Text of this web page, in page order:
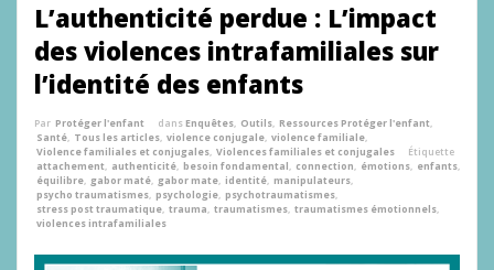
L’authenticité perdue : L’impact
des violences intrafamiliales sur
l’identité des enfants
Par Protéger l'enfant dansEnquêtes, Outils, Ressources Protéger l'enfant,
Santé, Tous les articles, violence conjugale, violence familiale,
Violence familiales et conjugales, Violences familiales et conjugales
Étiquette
attachement, authenticité, besoin fondamental, connection, émotions, enfants,
équilibre, gabor maté, gabor mate, identité, manipulateurs,
psycho traumatismes, psychologie, psychotraumatismes,
stress post traumatique, trauma, traumatismes, traumatismes émotionnels,
violences intrafamiliales